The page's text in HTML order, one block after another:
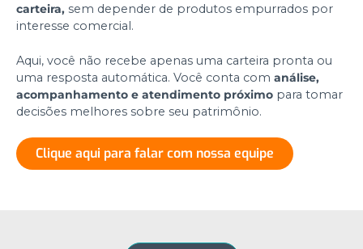
carteira, sem depender de produtos empurrados por
interesse comercial.
Aqui, você não recebe apenas uma carteira pronta ou
uma resposta automática. Você conta com análise,
acompanhamento e atendimento próximo para tomar
decisões melhores sobre seu patrimônio.
Clique aqui para falar com nossa equipe